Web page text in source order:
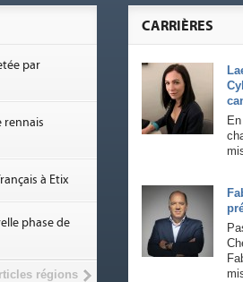
CARRIÈRES
par
rennais
à Etix
phase de
régions